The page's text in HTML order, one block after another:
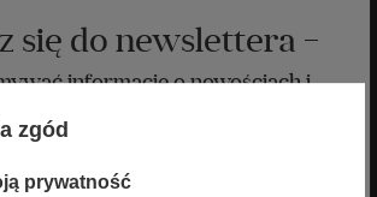
się do newslettera
informacje o nowościach i
-10% na nowości na stałe!
zgód
prywatność